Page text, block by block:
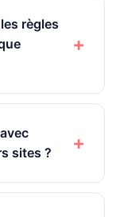
règles
sites ?